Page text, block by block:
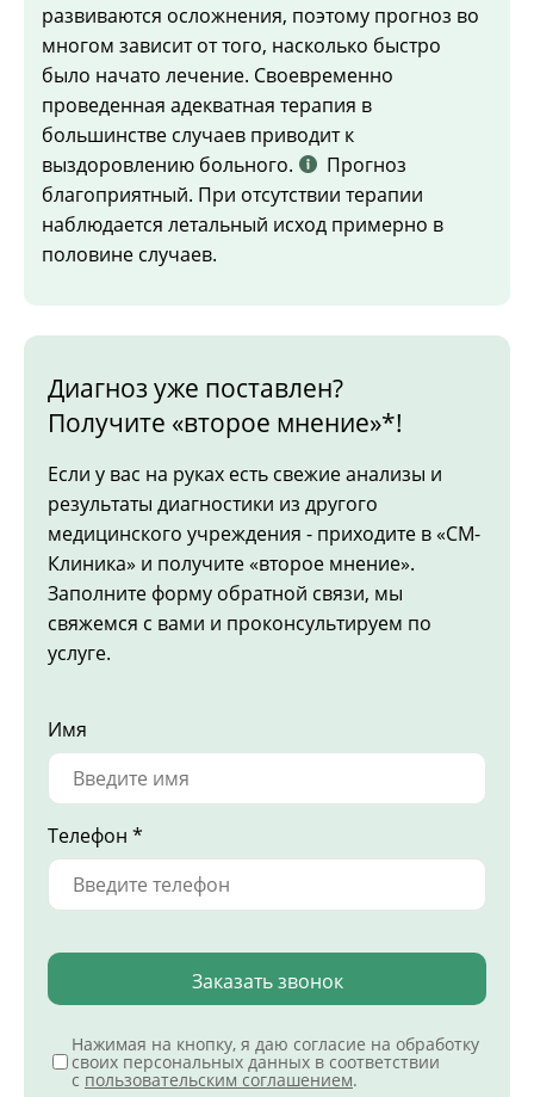
развиваются осложнения, поэтому прогноз во
многом зависит от того, насколько быстро
было начато лечение. Своевременно
проведенная адекватная терапия в
большинстве случаев приводит к
выздоровлению больного.
Прогноз
благоприятный. При отсутствии терапии
наблюдается летальный исход примерно в
половине случаев.
Диагноз уже поставлен?
Получите «второе мнение»*!
Если у вас на руках есть свежие анализы и
результаты диагностики из другого
медицинского учреждения - приходите в «СМ-
Клиника» и получите «второе мнение».
Заполните форму обратной связи, мы
свяжемся с вами и проконсультируем по
услуге.
Имя
Телефон *
Заказать звонок
Нажимая на кнопку, я даю согласие на обработку
своих персональных данных в соответствии
с пользовательским соглашением.